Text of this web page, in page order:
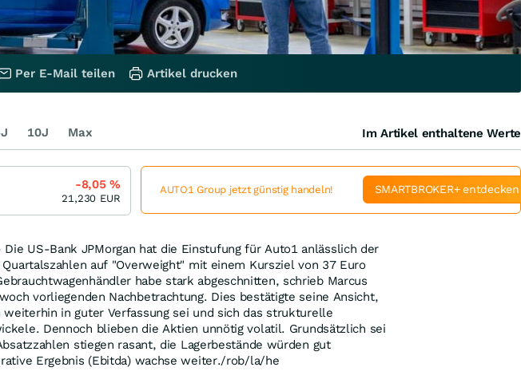
Die US-Bank JPMorgan hat die Einstufung für Auto1 anlässlich der
auf "Overweight" mit einem Kursziel von 37 Euro
habe stark abgeschnitten, schrieb Marcus
vorliegenden Nachbetrachtung. Dies bestätigte seine Ansicht,
weiterhin in guter Verfassung sei und sich das strukturelle
Dennoch blieben die Aktien unnötig volatil. Grundsätzlich sei
stiegen rasant, die Lagerbestände würden gut
Ergebnis (Ebitda) wachse weiter./rob/la/he
Per E-Mail teilen Artikel drucken
10J Max Im Artikel enthaltene Werte
-8,05%
21,230 EUR
AUTO1 Group jetzt günstig handeln! SMARTBROKER+ entdecken